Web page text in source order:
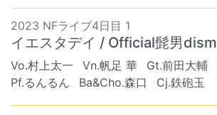
2023 NFライブ4日目 1
イエスタデイ / Official髭男dism
Vo.村上太一 Vn.帆足 華 Gt.前田大輔
Pf.るんるん
Ba&Cho.森口 Cj.鉄砲玉